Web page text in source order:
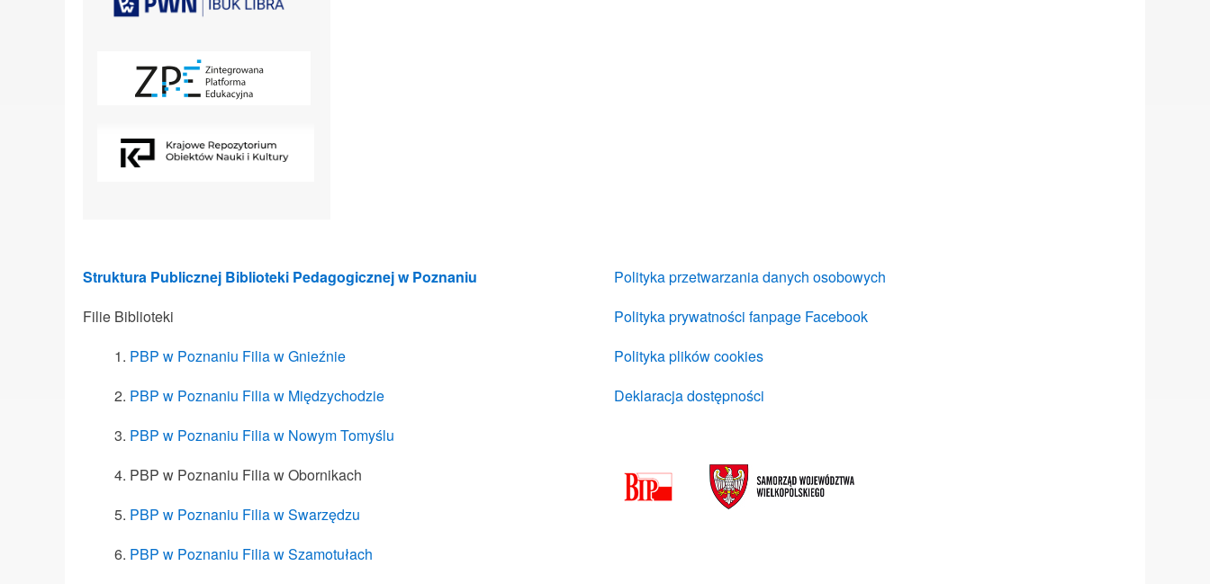
Struktura Publicznej Biblioteki Pedagogicznej w Poznaniu
Filie Biblioteki
PBP w Poznaniu Filia w Gnieźnie
PBP w Poznaniu Filia w Międzychodzie
PBP w Poznaniu Filia w Nowym Tomyślu
PBP w Poznaniu Filia w Obornikach
PBP w Poznaniu Filia w Swarzędzu
PBP w Poznaniu Filia w Szamotułach
Polityka przetwarzania danych osobowych
Polityka prywatności fanpage Facebook
Polityka plików cookies
Deklaracja dostępności